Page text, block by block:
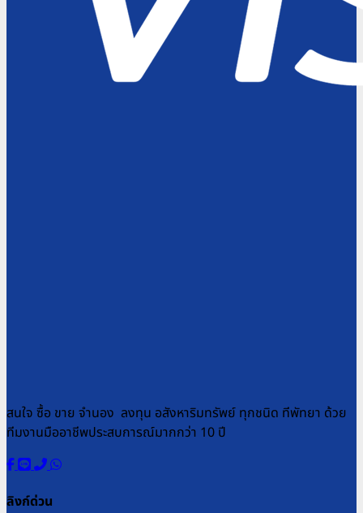
สนใจ ซื้อ ขาย จำนอง ลงทุน อสังหาริมทรัพย์ ทุกชนิด ทีพัทยา ด้วย
ทีมงานมืออาชีพประสบการณ์มากกว่า 10 ปี
ลิงก์ด่วน